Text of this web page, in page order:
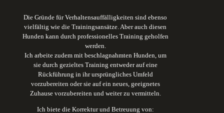
Die Gründe für Verhaltensauffälligkeiten sind ebenso
vielfältig wie die Trainingsansätze. Aber auch diesen
Hunden kann durch professionelles Training geholfen
werden.
Ich arbeite zudem mit beschlagnahmten Hunden, um
sie durch gezieltes Training entweder auf eine
Rückführung in ihr ursprüngliches Umfeld
vorzubereiten oder sie auf ein neues, geeignetes
Zuhause vorzubereiten und weiter zu vermitteln.
Ich biete die Korrektur und Betreuung von: